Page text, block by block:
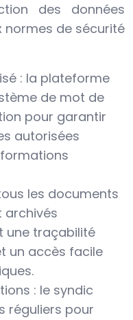
des données
de sécurité
: la plateforme
de mot de
pour garantir
autorisées
les documents
archivés
une traçabilité
un accès facile
: le syndic
réguliers pour